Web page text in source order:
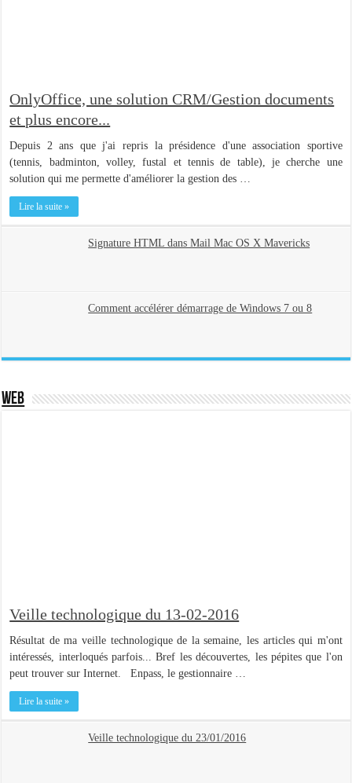
OnlyOffice, une solution CRM/Gestion documents
et plus encore...
Depuis 2 ans que j'ai repris la présidence d'une association sportive
(tennis, badminton, volley, fustal et tennis de table), je cherche une
solution qui me permette d'améliorer la gestion des …
Lire la suite »
Signature HTML dans Mail Mac OS X Mavericks
Comment accélérer démarrage de Windows 7 ou 8
Web
Veille technologique du 13-02-2016
Résultat de ma veille technologique de la semaine, les articles qui m'ont
intéressés, interloqués parfois... Bref les découvertes, les pépites que l'on
peut trouver sur Internet. Enpass, le gestionnaire …
Lire la suite »
Veille technologique du 23/01/2016